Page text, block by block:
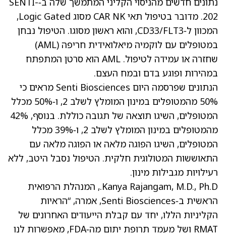
202. מדובר בטיפול תאי CAR NK מסוג Logic Gated,
המכוון ל‑CD33/FLT3, והוא ראשון מסוגו. הטיפול נבחן
במטופלים עם לוקמיה מיאלואידית חריפה (AML)
שחזרה או עמידה לטיפול. AML הוא סרטן המתפתח
במהירות ופוגע בדם ובמח העצם.
הנתונים שפרסמה היום Senti Biosciences מראים כי
50% מהמטופלים במינון המומלץ לשלב 2, ו‑50% מכלל
המטופלים, השיגו תוצאה של תגובה כוללת. בנוסף, 42%
מהמטופלים במינון המומלץ לשלב 2, ו‑39% מכלל
המטופלים, השיגו הפוגה מלאה או הפוגה מלאה עם
התאוששות המטולוגית חלקית. הטיפול נסבל היטב, ללא
רעילויות מגבילות מינון.
Kanya Rajangam, M.D., Ph.D., המנהלת הרפואית
הראשית ב‑Senti Biosciences, אמרה, “הראיות
הקליניות הללו, יחד עם קבלת הייעודים האחרונים של
RMAT ושל מעמד תרופת יתום מה‑FDA, מאפשרות לנו